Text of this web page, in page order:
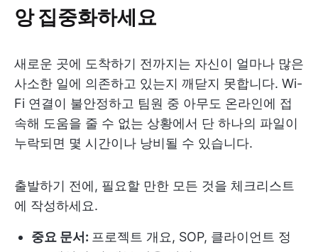
앙 집중화하세요
새로운 곳에 도착하기 전까지는 자신이 얼마나 많은
사소한 일에 의존하고 있는지 깨닫지 못합니다. Wi-
Fi 연결이 불안정하고 팀원 중 아무도 온라인에 접
속해 도움을 줄 수 없는 상황에서 단 하나의 파일이
누락되면 몇 시간이나 낭비될 수 있습니다.
출발하기 전에, 필요할 만한 모든 것을 체크리스트
에 작성하세요.
중요 문서: 프로젝트 개요, SOP, 클라이언트 정